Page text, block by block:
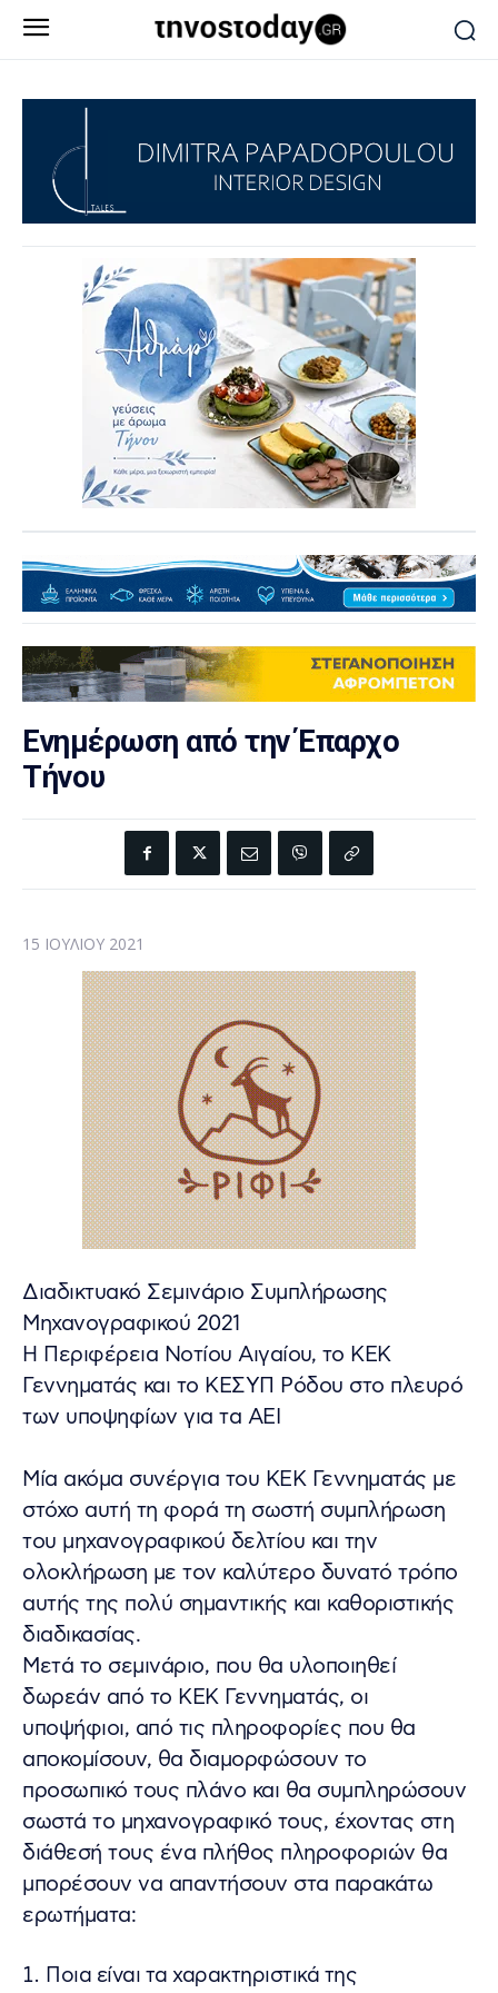
Ενημέρωση από την Έπαρχο
Τήνου
15 ΙΟΥΛΊΟΥ 2021
Διαδικτυακό Σεμινάριο Συμπλήρωσης
Μηχανογραφικού 2021
Η Περιφέρεια Νοτίου Αιγαίου, το ΚΕΚ
Γεννηματάς και το ΚΕΣΥΠ Ρόδου στο πλευρό
των υποψηφίων για τα ΑΕΙ
Μία ακόμα συνέργια του ΚΕΚ Γεννηματάς με
στόχο αυτή τη φορά τη σωστή συμπλήρωση
του μηχανογραφικού δελτίου και την
ολοκλήρωση με τον καλύτερο δυνατό τρόπο
αυτής της πολύ σημαντικής και καθοριστικής
διαδικασίας.
Μετά το σεμινάριο, που θα υλοποιηθεί
δωρεάν από το ΚΕΚ Γεννηματάς, οι
υποψήφιοι, από τις πληροφορίες που θα
αποκομίσουν, θα διαμορφώσουν το
προσωπικό τους πλάνο και θα συμπληρώσουν
σωστά το μηχανογραφικό τους, έχοντας στη
διάθεσή τους ένα πλήθος πληροφοριών θα
μπορέσουν να απαντήσουν στα παρακάτω
ερωτήματα:
Ποια είναι τα χαρακτηριστικά της